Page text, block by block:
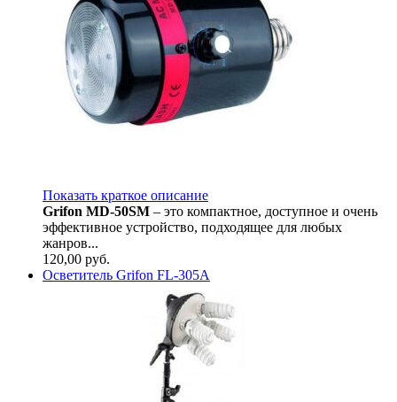
Показать краткое описание
Grifon MD-50SM – это компактное, доступное и очень
эффективное устройство, подходящее для любых
жанров...
120,00 руб.
Осветитель Grifon FL-305A